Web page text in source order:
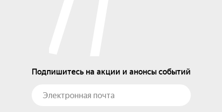
Подпишитесь на акции и анонсы событий